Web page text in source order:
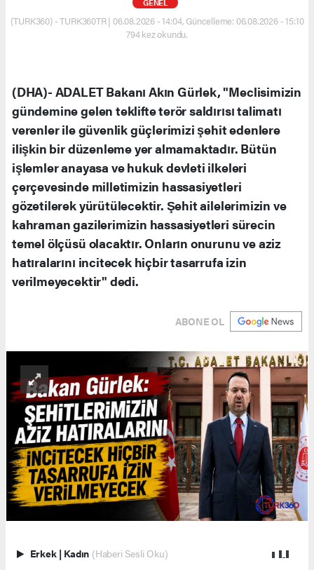
GENEL
(TURK360) - TURK360TR | 06.08.2026 - 14:04, Güncelleme: 06.08.2026 - 15:10
794 kez okundu.
(DHA)- ADALET Bakanı Akın Gürlek, "Meclisimizin
gündemine gelen teklifte terör saldırısı talimatı
verenler ile güvenlik güçlerimizi şehit edenlere
ilişkin bir düzenleme yer almamaktadır. Bütün
işlemler anayasa ve hukuk devleti ilkeleri
çerçevesinde milletimizin hassasiyetleri
gözetilerek yürütülecektir. Şehit ailelerimizin ve
kahraman gazilerimizin hassasiyetleri sürecin
temel ölçüsü olacaktır. Onların onurunu ve aziz
hatıralarını incitecek hiçbir tasarrufa izin
verilmeyecektir" dedi.
ABONE OL
Erkek | Kadın (Haberi Sesli Oku)